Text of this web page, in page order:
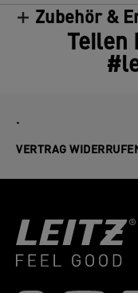
Zubehör &
Teilen
.
VERTRAG